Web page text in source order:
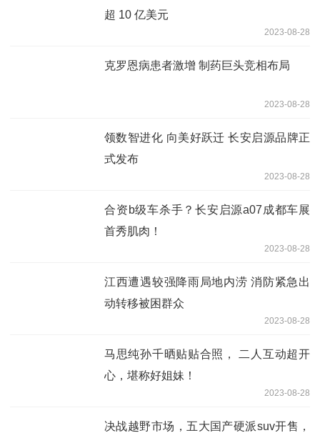
超 10 亿美元
2023-08-28
克罗恩病患者激增 制药巨头竞相布局
2023-08-28
领数智进化 向美好跃迁 长安启源品牌正
式发布
2023-08-28
合资b级车杀手？长安启源a07成都车展
首秀肌肉！
2023-08-28
江西遭遇较强降雨局地内涝 消防紧急出
动转移被困群众
2023-08-28
马思纯孙千晒贴贴合照， 二人互动超开
心，堪称好姐妹！
2023-08-28
决战越野市场，五大国产硬派suv开售，